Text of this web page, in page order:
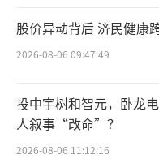
这方面，一
其中，以海信
信电视”字样出现
股价异动背后 济民健康
2026-08-06 09:47:49
投中宇树和智元，卧龙
人叙事“改命”？
2026-08-06 11:12:16